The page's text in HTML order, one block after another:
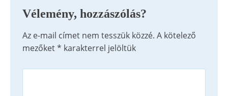
Vélemény, hozzászólás?
Az e-mail címet nem tesszük közzé. A kötelező
mezőket* karakterrel jelöltük